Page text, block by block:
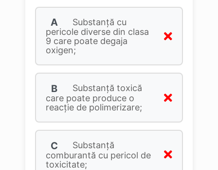
A
Substanţă cu
pericole diverse din clasa
9 care poate degaja
oxigen;
B
Substanță toxică
care poate produce o
reacție de polimerizare;
C
Substanță
comburantă cu pericol de
toxicitate;